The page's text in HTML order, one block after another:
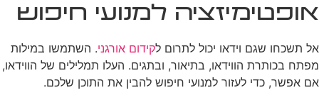
אופטימיזציה למנועי חיפוש
אל תשכחו שגם וידאו יכול לתרום לקידום אורגני. השתמשו במילות
מפתח בכותרת הווידאו, בתיאור, ובתגים. העלו תמלילים של הווידאו,
אם אפשר, כדי לעזור למנועי חיפוש להבין את התוכן שלכם.